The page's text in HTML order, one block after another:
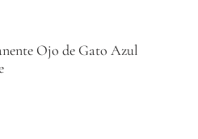
Ojo de Gato Azul